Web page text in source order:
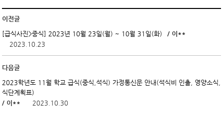
이전글
[급식사진>중식] 2023년 10월 23일(월) ~ 10월 31일(화)
/ 이**
2023.10.23
다음글
2023학년도 11월 학교 급식(중식,석식) 가정통신문 안내(석식비 인출, 영양소식,
식단계획표)
/ 이**
2023.10.30